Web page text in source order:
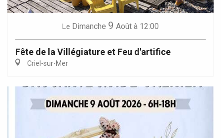
Le Dimanche 9 Août à 12:00
Fête de la Villégiature et Feu d'artifice
Criel-sur-Mer